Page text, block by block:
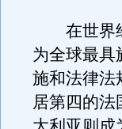
在世界经
为全球最具
施和法律法
居第四的